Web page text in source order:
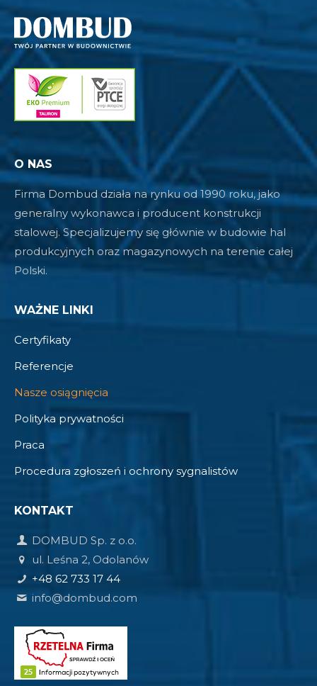
O NAS
Firma Dombud działa na rynku od 1990 roku, jako
generalny wykonawca i producent konstrukcji
stalowej. Specjalizujemy się głównie w budowie hal
produkcyjnych oraz magazynowych na terenie całej
Polski.
WAŻNE LINKI
Certyfikaty
Referencje
Nasze osiągnięcia
Polityka prywatności
Praca
Procedura zgłoszeń i ochrony sygnalistów
KONTAKT
DOMBUD Sp. z o.o.
ul. Leśna 2, Odolanów
+48 62 733 17 44
info@dombud.com